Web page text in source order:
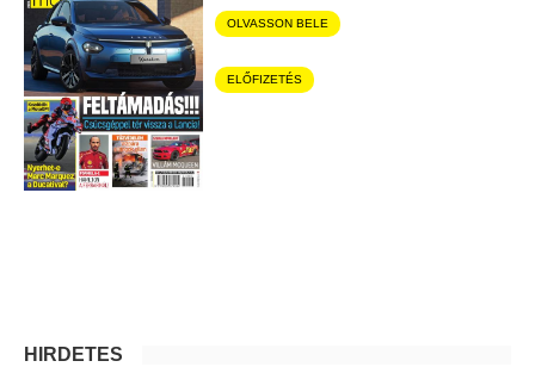
OLVASSON BELE
ELŐFIZETÉS
HIRDETÉS